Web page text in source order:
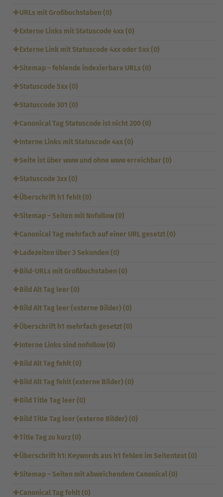
✚URLs mit Großbuchstaben (0)
✚Externe Links mit Statuscode 4xx (0)
✚Externe Link mit Statuscode 4xx oder 5xx (0)
✚Sitemap – fehlende indexierbare URLs (0)
✚Statuscode 5xx (0)
✚Statuscode 301 (0)
✚Canonical Tag Statuscode ist nicht 200 (0)
✚Interne Links mit Statuscode 4xx (0)
✚Seite ist über www und ohne www erreichbar (0)
✚Statuscode 3xx (0)
✚Überschrift h1 fehlt (0)
✚Sitemap – Seiten mit Nofollow (0)
✚Canonical Tag mehrfach auf einer URL gesetzt (0)
✚Ladezeiten über 3 Sekunden (0)
✚Bild-URLs mit Großbuchstaben (0)
✚Bild Alt Tag leer (0)
✚Bild Alt Tag leer (externe Bilder) (0)
✚Überschrift h1 mehrfach gesetzt (0)
✚Interne Links sind nofollow (0)
✚Bild Alt Tag fehlt (0)
✚Bild Alt Tag fehlt (externe Bilder) (0)
✚Bild Title Tag leer (0)
✚Bild Title Tag leer (externe Bilder) (0)
✚Title Tag zu kurz (0)
✚Überschrift h1: Keywords aus h1 fehlen im Seitentext (0)
✚Sitemap – Seiten mit abweichendem Canonical (0)
✚Canonical Tag fehlt (0)